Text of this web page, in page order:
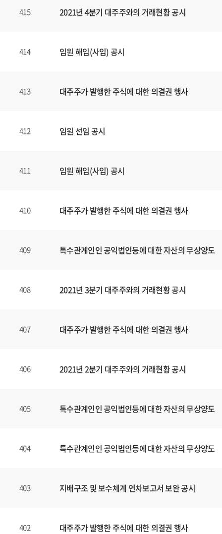
415 2021년 4분기 대주주와의 거래현황 공시
414 임원 해임(사임) 공시
413 대주주가 발행한 주식에 대한 의결권 행사
412 임원 선임 공시
411 임원 해임(사임) 공시
410 대주주가 발행한 주식에 대한 의결권 행사
409 특수관계인인 공익법인등에 대한 자산의 무상양도
408 2021년 3분기 대주주와의 거래현황 공시
407 대주주가 발행한 주식에 대한 의결권 행사
406 2021년 2분기 대주주와의 거래현황 공시
405 특수관계인인 공익법인등에 대한 자산의 무상양도
404 특수관계인인 공익법인등에 대한 자산의 무상양도
403 지배구조 및 보수체계 연차보고서 보완 공시
402 대주주가 발행한 주식에 대한 의결권 행사